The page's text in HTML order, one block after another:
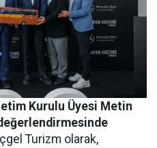
Kurulu Üyesi Metin
Turizm olarak,